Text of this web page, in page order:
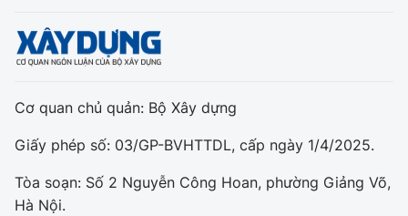
Cơ quan chủ quản: Bộ Xây dựng
Giấy phép số: 03/GP-BVHTTDL, cấp ngày 1/4/2025.
Tòa soạn: Số 2 Nguyễn Công Hoan, phường Giảng Võ,
Hà Nội.